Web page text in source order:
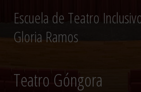
Escuela de Teatro
Gloria Ramos
Teatro Góngora